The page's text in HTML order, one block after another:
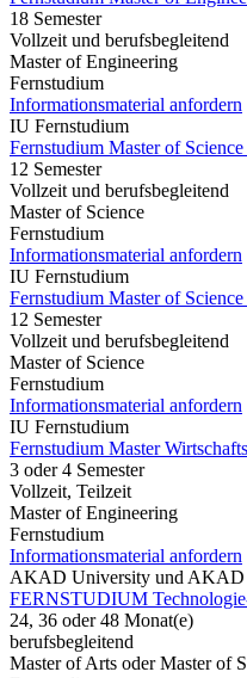
18 Semester
Vollzeit und berufsbegleitend
Master of Engineering
Fernstudium
Informationsmaterial anfordern
IU Fernstudium
Fernstudium Master of
12 Semester
Vollzeit und berufsbegleitend
Master of Science
Fernstudium
Informationsmaterial anfordern
IU Fernstudium
Fernstudium Master of
12 Semester
Vollzeit und berufsbegleitend
Master of Science
Fernstudium
Informationsmaterial anfordern
IU Fernstudium
Fernstudium Master
3 oder 4 Semester
Vollzeit, Teilzeit
Master of Engineering
Fernstudium
Informationsmaterial anfordern
AKAD University und AKAD
FERNSTUDIUM
24, 36 oder 48 Monat(e)
berufsbegleitend
Master of Arts oder Master of